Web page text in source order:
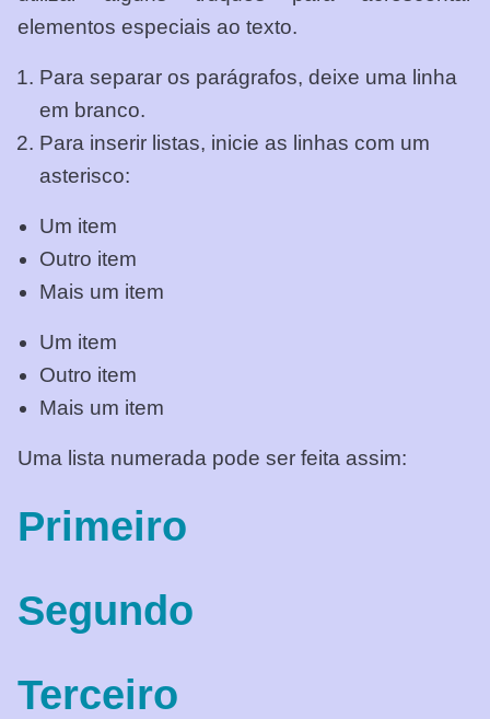
elementos especiais ao texto.
Para separar os parágrafos, deixe uma linha
em branco.
Para inserir listas, inicie as linhas com um
asterisco:
Um item
Outro item
Mais um item
Um item
Outro item
Mais um item
Uma lista numerada pode ser feita assim:
Primeiro
Segundo
Terceiro